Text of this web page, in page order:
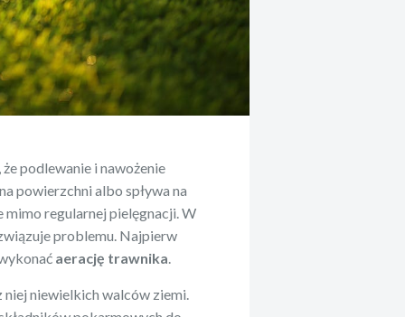
podlewanie i nawożenie
powierzchni albo spływa na
mimo regularnej pielęgnacji. W
problemu. Najpierw
aerację trawnika.
niej niewielkich walców ziemi.